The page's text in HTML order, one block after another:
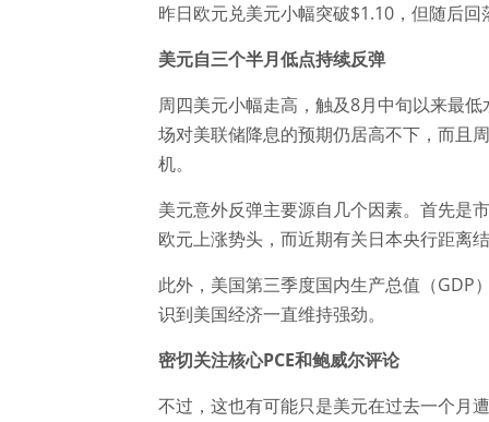
昨日欧元兑美元小幅突破$1.10，但随后
美元自三个半月低点持续反弹
周四美元小幅走高，触及8月中旬以来最
场对美联储降息的预期仍居高不下，而且
机。
美元意外反弹主要源自几个因素。首先是
欧元上涨势头，而近期有关日本央行距离
此外，美国第三季度国内生产总值（GDP
识到美国经济一直维持强劲。
密切关注核心PCE和鲍威尔评论
不过，这也有可能只是美元在过去一个月